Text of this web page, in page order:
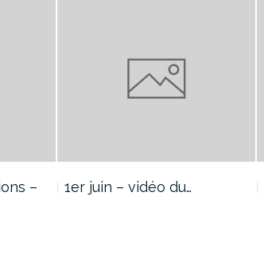
–
1er juin – vidéo du…